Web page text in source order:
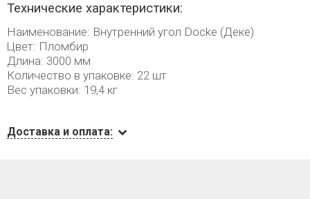
Технические характеристики:
Наименование: Внутренний угол Docke (Деке)
Цвет: Пломбир
Длина: 3000 мм
Количество в упаковке: 22 шт
Вес упаковки: 19,4 кг
Доставка и оплата: